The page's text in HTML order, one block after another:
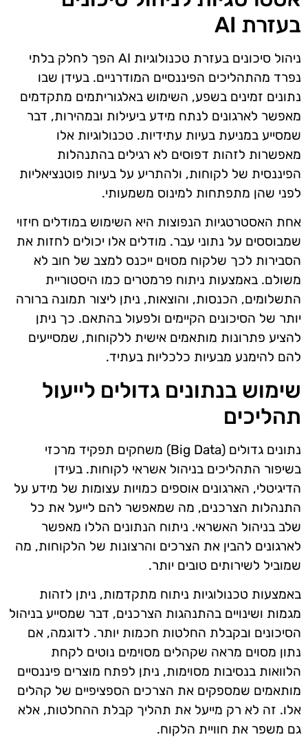
בעזרת AI
ניהול סיכונים בעזרת טכנולוגיות AI הפך לחלק בלתי
נפרד מהתהליכים הפיננסיים המודרניים. בעידן שבו
נתונים זמינים בשפע, השימוש באלגוריתמים מתקדמים
מאפשר לארגונים לנתח מידע ביעילות ובמהירות, דבר
שמסייע במניעת בעיות עתידיות. טכנולוגיות אלו
מאפשרות לזהות דפוסים לא רגילים בהתנהלות
הפיננסית של לקוחות, ולהתריע על בעיות פוטנציאליות
לפני שהן מתפתחות למינוס משמעותי.
אחת האסטרטגיות הנפוצות היא השימוש במודלים חיזוי
שמבוססים על נתוני עבר. מודלים אלו יכולים לחזות את
הסבירות לכך שלקוח מסוים ייכנס למצב של חוב לא
משולם. באמצעות ניתוח פרמטרים כמו היסטוריית
התשלומים, הכנסות, והוצאות, ניתן ליצור תמונה ברורה
יותר של הסיכונים הקיימים ולפעול בהתאם. כך ניתן
להציע פתרונות מותאמים אישית ללקוחות, שמסייעים
להם להימנע מבעיות כלכליות בעתיד.
שימוש בנתונים גדולים לייעול
תהליכים
נתונים גדולים (Big Data) משחקים תפקיד מרכזי
בשיפור התהליכים בניהול אשראי לקוחות. בעידן
הדיגיטלי, הארגונים אוספים כמויות עצומות של מידע על
התנהלות הצרכנים, מה שמאפשר להם לייעל את כל
שלב בניהול האשראי. ניתוח הנתונים הללו מאפשר
לארגונים להבין את הצרכים והרצונות של הלקוחות, מה
שמוביל לשירותים טובים יותר.
באמצעות טכנולוגיות ניתוח מתקדמות, ניתן לזהות
מגמות ושינויים בהתנהגות הצרכנים, דבר שמסייע בניהול
הסיכונים ובקבלת החלטות חכמות יותר. לדוגמה, אם
נתון מסוים מראה שקהלים מסוימים נוטים לקחת
הלוואות בנסיבות מסוימות, ניתן לפתח מוצרים פיננסיים
מותאמים שמספקים את הצרכים הספציפיים של קהלים
אלו. זה לא רק מייעל את תהליך קבלת ההחלטות, אלא
גם משפר את חוויית הלקוח.